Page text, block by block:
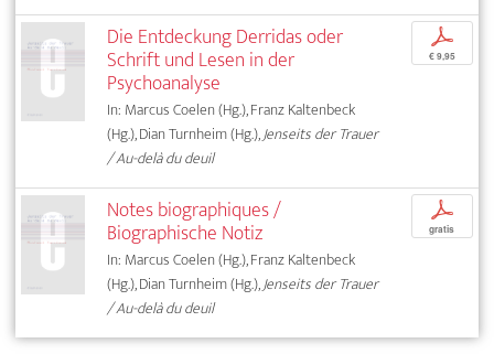
Die Entdeckung Derridas oder
Schrift und Lesen in der
Psychoanalyse
In: Marcus Coelen (Hg.), Franz Kaltenbeck
(Hg.), Dian Turnheim (Hg.),Jenseits der Trauer
/ Au-delà du deuil
p
€ 9,95
Notes biographiques /
Biographische Notiz
In: Marcus Coelen (Hg.), Franz Kaltenbeck
(Hg.), Dian Turnheim (Hg.),Jenseits der Trauer
/ Au-delà du deuil
p
gratis